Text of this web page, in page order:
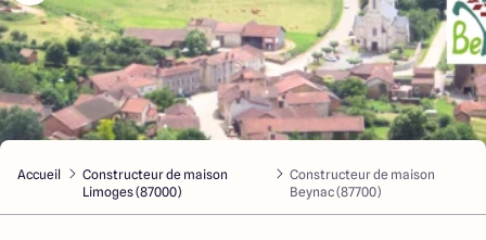
Nos annonces
Votre projet
Accueil
Constructeur de maison
Limoges (87000)
Constructeur de maison
Beynac (87700)